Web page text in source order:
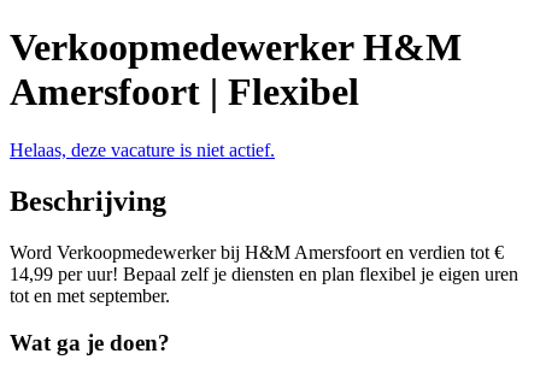
Verkoopmedewerker H&M
Amersfoort | Flexibel
Helaas, deze vacature is niet actief.
Beschrijving
Word Verkoopmedewerker bij H&M Amersfoort en verdien tot €
14,99 per uur! Bepaal zelf je diensten en plan flexibel je eigen uren
tot en met september.
Wat ga je doen?